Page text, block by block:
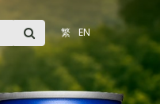
繁 EN